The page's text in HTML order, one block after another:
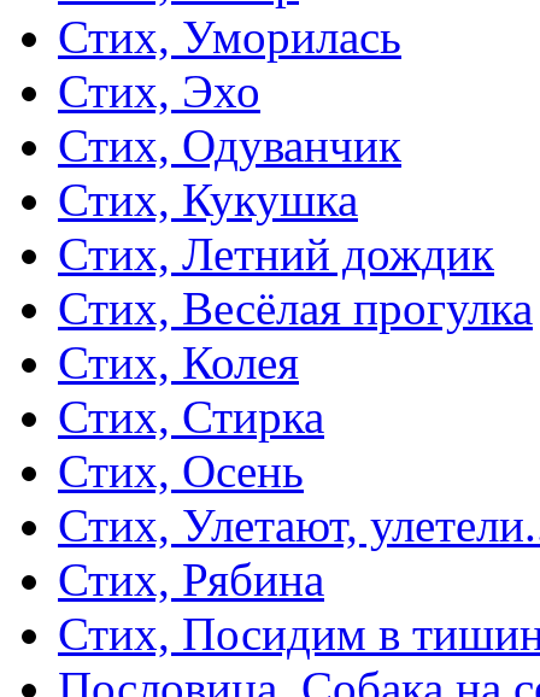
Стих, Уморилась
Стих, Эхо
Стих, Одуванчик
Стих, Кукушка
Стих, Летний дождик
Стих, Весёлая прогулка
Стих, Колея
Стих, Стирка
Стих, Осень
Стих, Улетают,
Стих, Рябина
Стих, Посидим в